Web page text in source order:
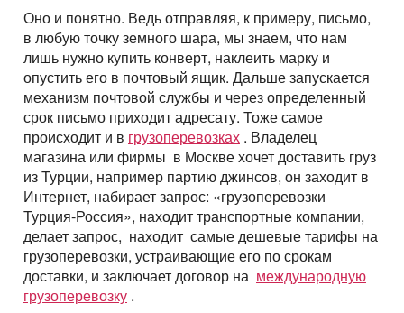
Оно и понятно. Ведь отправляя, к примеру, письмо,
в любую точку земного шара, мы знаем, что нам
лишь нужно купить конверт, наклеить марку и
опустить его в почтовый ящик. Дальше запускается
механизм почтовой службы и через определенный
срок письмо приходит адресату. Тоже самое
происходит и в грузоперевозках . Владелец
магазина или фирмы в Москве хочет доставить груз
из Турции, например партию джинсов, он заходит в
Интернет, набирает запрос: «грузоперевозки
Турция-Россия», находит транспортные компании,
делает запрос, находит самые дешевые тарифы на
грузоперевозки, устраивающие его по срокам
доставки, и заключает договор на международную
грузоперевозку .